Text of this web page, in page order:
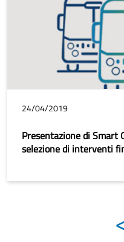
24/04/2019
Presentazione di Smart
selezione di interventi